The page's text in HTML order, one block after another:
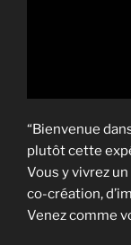
“Bienvenue
plutôt cette
Vous y vivrez
co-création,
Venez comme